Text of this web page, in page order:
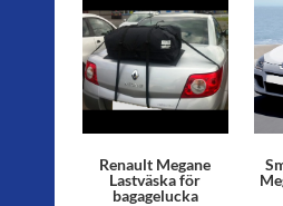
Renault Megane
Lastväska för
bagagelucka